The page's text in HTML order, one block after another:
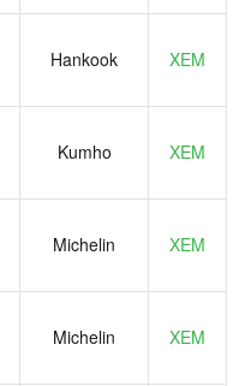
Hankook XEM
Kumho XEM
Michelin XEM
Michelin XEM